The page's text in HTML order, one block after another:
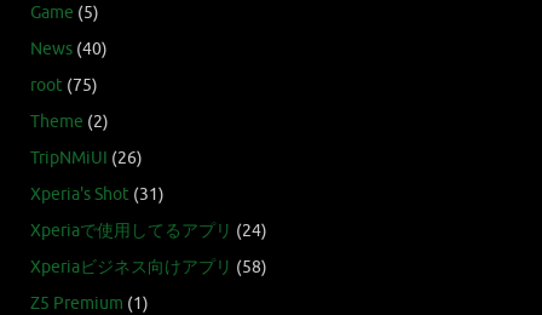
Game (5)
News (40)
root (75)
Theme (2)
TripNMiUI (26)
Xperia's Shot (31)
Xperiaで使用してるアプリ (24)
Xperiaビジネス向けアプリ (58)
Z5 Premium (1)